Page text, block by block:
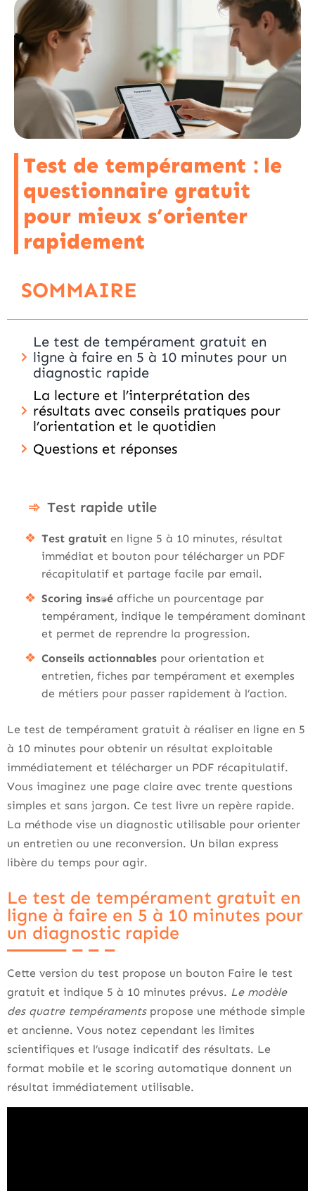
Test de tempérament : le
questionnaire gratuit
pour mieux s’orienter
rapidement
SOMMAIRE
Le test de tempérament gratuit en
ligne à faire en 5 à 10 minutes pour un
diagnostic rapide
La lecture et l’interprétation des
résultats avec conseils pratiques pour
l’orientation et le quotidien
Questions et réponses
Test rapide utile
Test gratuit en ligne 5 à 10 minutes, résultat
immédiat et bouton pour télécharger un PDF
récapitulatif et partage facile par email.
Scoring instantané affiche un pourcentage par
tempérament, indique le tempérament dominant
et permet de reprendre la progression.
Conseils actionnables pour orientation et
entretien, fiches par tempérament et exemples
de métiers pour passer rapidement à l’action.
Le test de tempérament gratuit à réaliser en ligne en 5
à 10 minutes pour obtenir un résultat exploitable
immédiatement et télécharger un PDF récapitulatif.
Vous imaginez une page claire avec trente questions
simples et sans jargon. Ce test livre un repère rapide.
La méthode vise un diagnostic utilisable pour orienter
un entretien ou une reconversion. Un bilan express
libère du temps pour agir.
Le test de tempérament gratuit en
ligne à faire en 5 à 10 minutes pour
un diagnostic rapide
Cette version du test propose un bouton Faire le test
gratuit et indique 5 à 10 minutes prévus. Le modèle
des quatre tempéramentspropose une méthode simple
et ancienne. Vous notez cependant les limites
scientifiques et l’usage indicatif des résultats. Le
format mobile et le scoring automatique donnent un
résultat immédiatement utilisable.